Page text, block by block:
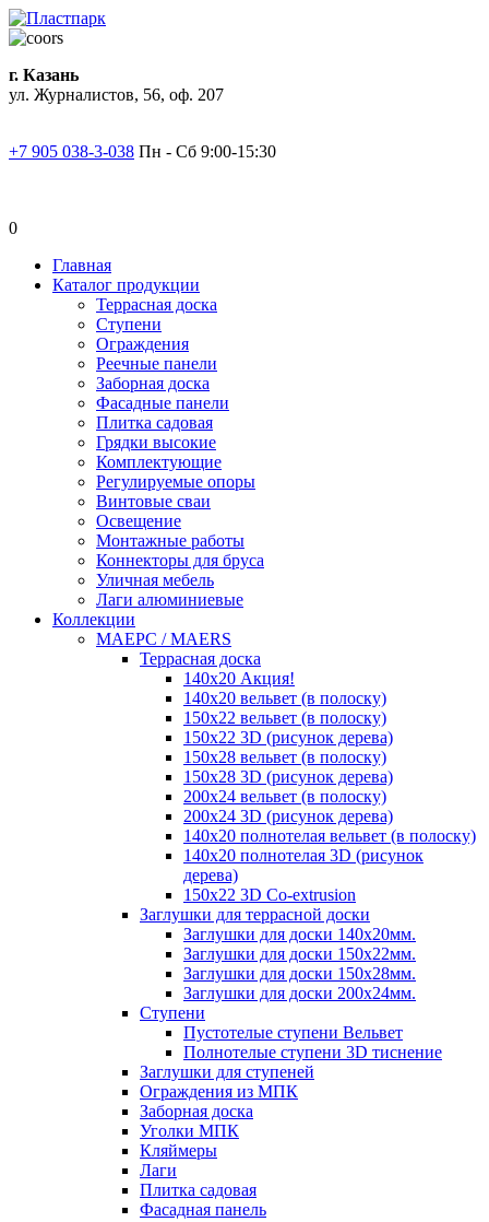
г. Казань
ул. Журналистов, 56, оф. 207
+7 905 038-3-038 Пн - Сб 9:00-15:30
0
Главная
Каталог продукции
Террасная доска
Ступени
Ограждения
Реечные панели
Заборная доска
Фасадные панели
Плитка садовая
Грядки высокие
Комплектующие
Регулируемые опоры
Винтовые сваи
Освещение
Монтажные работы
Коннекторы для бруса
Уличная мебель
Лаги алюминиевые
Коллекции
MAEРC / MAERS
Террасная доска
140x20 Акция!
140x20 вельвет (в полоску)
150x22 вельвет (в полоску)
150x22 3D (рисунок дерева)
150x28 вельвет (в полоску)
150x28 3D (рисунок дерева)
200x24 вельвет (в полоску)
200x24 3D (рисунок дерева)
140x20 полнотелая вельвет (в полоску)
140x20 полнотелая 3D (рисунок
дерева)
150x22 3D Сo-extrusion
Заглушки для террасной доски
Заглушки для доски 140x20мм.
Заглушки для доски 150x22мм.
Заглушки для доски 150x28мм.
Заглушки для доски 200x24мм.
Ступени
Пустотелые ступени Вельвет
Полнотелые ступени 3D тиснение
Заглушки для ступеней
Ограждения из МПК
Заборная доска
Уголки МПК
Кляймеры
Лаги
Плитка садовая
Фасадная панель